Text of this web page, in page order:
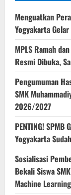
Menguatkan
Yogyakarta
MPLS Ramah
Resmi Dibuka,
Pengumuman
SMK
2026/2027
PENTING! SPMB
Yogyakarta
Sosialisasi
Bekali Siswa
Machine Learning